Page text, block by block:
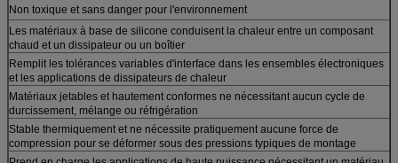
Non toxique et sans danger pour l'environnement
Les matériaux à base de silicone conduisent la chaleur entre un composant
chaud et un dissipateur ou un boîtier
Remplit les tolérances variables d'interface dans les ensembles électroniques
et les applications de dissipateurs de chaleur
Matériaux jetables et hautement conformes ne nécessitant aucun cycle de
durcissement, mélange ou réfrigération
Stable thermiquement et ne nécessite pratiquement aucune force de
compression pour se déformer sous des pressions typiques de montage